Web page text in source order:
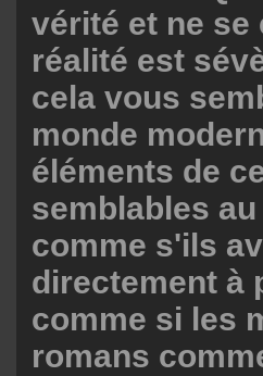
vérité et ne se
réalité est
cela vous
monde
éléments de
semblables
comme s'ils
directement à
comme si les
romans